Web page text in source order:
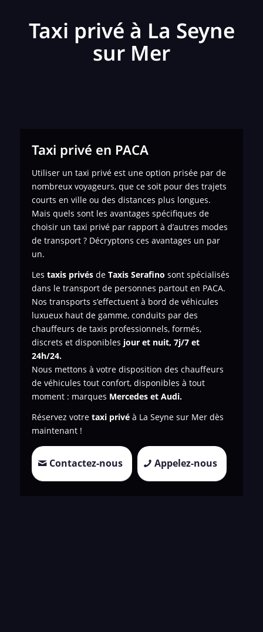
Taxi privé à La Seyne
sur Mer
Taxi privé en PACA
Utiliser un taxi privé est une option prisée par de
nombreux voyageurs, que ce soit pour des trajets
courts en ville ou des distances plus longues.
Mais quels sont les avantages spécifiques de
choisir un taxi privé par rapport à d’autres modes
de transport ? Décryptons ces avantages un par
un.
Les taxis privés de Taxis Serafino sont spécialisés
dans le transport de personnes partout en PACA.
Nos transports s’effectuent à bord de véhicules
luxueux haut de gamme, conduits par des
chauffeurs de taxis professionnels, formés,
discrets et disponibles jour et nuit, 7j/7 et
24h/24.
Nous mettons à votre disposition des chauffeurs
de véhicules tout confort, disponibles à tout
moment : marques Mercedes et Audi.
Réservez votre taxi privé à La Seyne sur Mer dès
maintenant !
Contactez-nous Appelez-nous